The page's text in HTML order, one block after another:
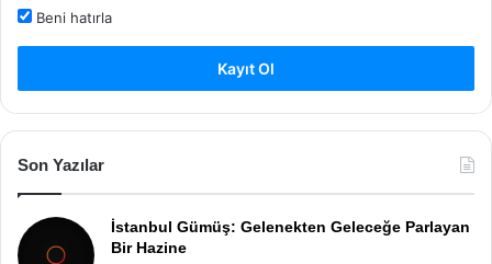
Beni hatırla
Kayıt Ol
Son Yazılar
İstanbul Gümüş: Gelenekten Geleceğe Parlayan
Bir Hazine